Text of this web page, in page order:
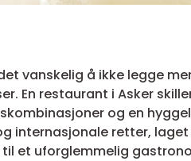
vanskelig å ikke legge
En restaurant i Asker
og en
internasjonale retter,
et uforglemmelig